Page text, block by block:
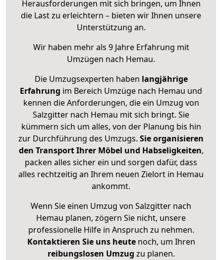
Herausforderungen mit sich bringen, um Ihnen
die Last zu erleichtern – bieten wir Ihnen unsere
Unterstützung an.
Wir haben mehr als 9 Jahre Erfahrung mit
Umzügen nach Hemau.
Die Umzugsexperten haben langjährige
Erfahrung im Bereich Umzüge nach Hemau und
kennen die Anforderungen, die ein Umzug von
Salzgitter nach Hemau mit sich bringt. Sie
kümmern sich um alles, von der Planung bis hin
zur Durchführung des Umzugs. Sie organisieren
den Transport Ihrer Möbel und Habseligkeiten,
packen alles sicher ein und sorgen dafür, dass
alles rechtzeitig an Ihrem neuen Zielort in Hemau
ankommt.
Wenn Sie einen Umzug von Salzgitter nach
Hemau planen, zögern Sie nicht, unsere
professionelle Hilfe in Anspruch zu nehmen.
Kontaktieren Sie uns heutenoch, um Ihren
reibungslosen Umzug zu planen.